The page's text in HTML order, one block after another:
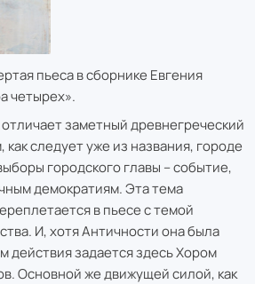
пьеса в сборнике Евгения
четырех».
заметный древнегреческий
следует уже из названия, городе
городского главы – событие,
демократиям. Эта тема
в пьесе с темой
И, хотя Античности она была
действия задается здесь Хором
Основной же движущей силой, как